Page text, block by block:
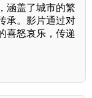
涵盖了城市的繁
承。影片通过对
喜怒哀乐，传递